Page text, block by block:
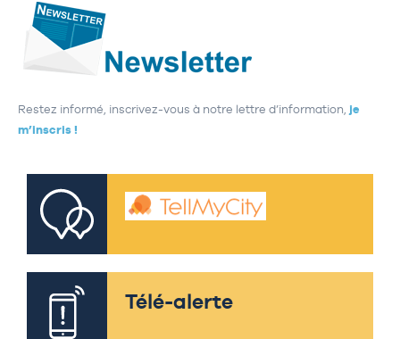
Restez informé, inscrivez-vous à notre lettre d’information, je
m’inscris !
Télé-alerte